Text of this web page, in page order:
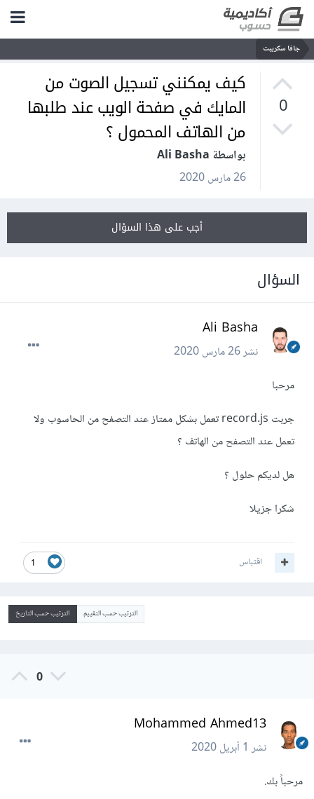
جافا سكريبت
0
كيف يمكنني تسجيل الصوت من
المايك في صفحة الويب عند طلبها
من الهاتف المحمول ؟
بواسطة Ali Basha
26 مارس 2020
أجب على هذا السؤال
السؤال
Ali Basha
نشر26 مارس 2020
مرحبا
جربت record.js تعمل بشكل ممتاز عند التصفح من الحاسوب ولا
تعمل عند التصفح من الهاتف ؟
هل لديكم حلول ؟
شكرا جزيلا
1 اقتباس
الترتيب حسب التقييم الترتيب حسب التاريخ
0
Mohammed Ahmed13
نشر1 أبريل 2020
مرحباً بك.